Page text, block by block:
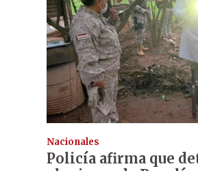
Nacionales
Policía afirma que